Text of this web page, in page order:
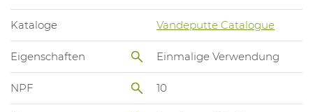
Kataloge Vandeputte Catalogue
Eigenschaften Einmalige Verwendung
NPF 10